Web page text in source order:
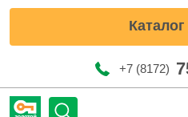
+7 (8172)